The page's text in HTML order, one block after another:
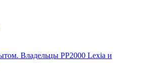
Владельцы PP2000 Lexia и